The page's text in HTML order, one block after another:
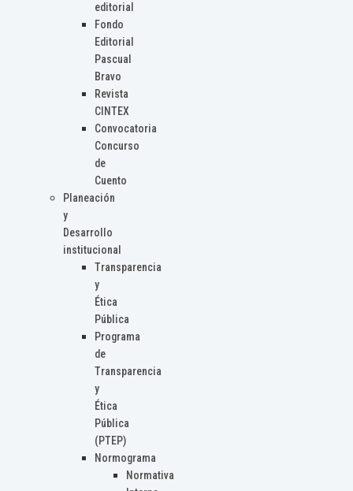
editorial
Fondo
Editorial
Pascual
Bravo
Revista
CINTEX
Convocatoria
Concurso
de
Cuento
Planeación
y
Desarrollo
institucional
Transparencia
y
Ética
Pública
Programa
de
Transparencia
y
Ética
Pública
(PTEP)
Normograma
Normativa